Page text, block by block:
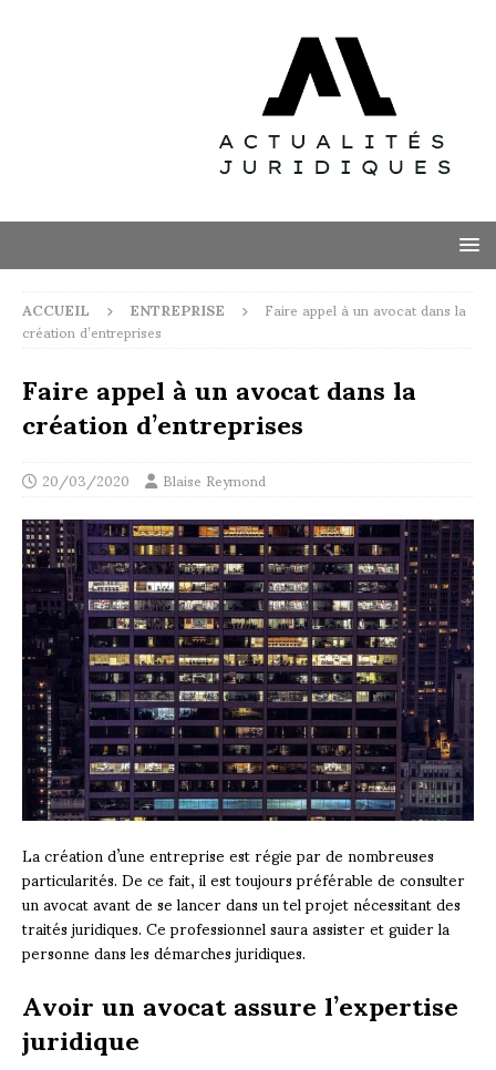
ACCUEIL ENTREPRISE Faire appel à un avocat dans la
création d’entreprises
Faire appel à un avocat dans la
création d’entreprises
20/03/2020 Blaise Reymond
La création d’une entreprise est régie par de nombreuses
particularités. De ce fait, il est toujours préférable de consulter
un avocat avant de se lancer dans un tel projet nécessitant des
traités juridiques. Ce professionnel saura assister et guider la
personne dans les démarches juridiques.
Avoir un avocat assure l’expertise
juridique